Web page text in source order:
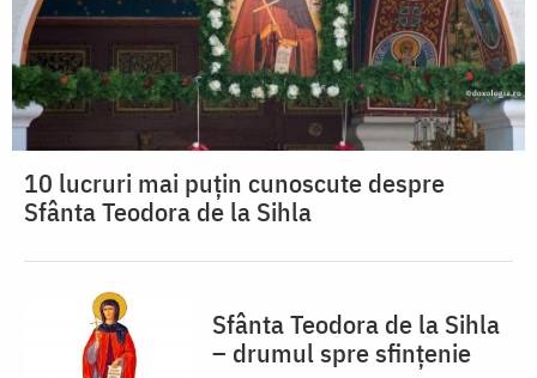
10 lucruri mai puțin cunoscute despre
Sfânta Teodora de la Sihla
Sfânta Teodora de la Sihla
– drumul spre sfințenie